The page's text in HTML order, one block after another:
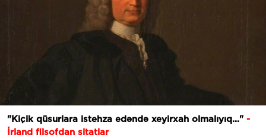
"Kiçik qüsurlara istehza edəndə xeyirxah olmalıyıq..."-
İrland filsofdan sitatlar